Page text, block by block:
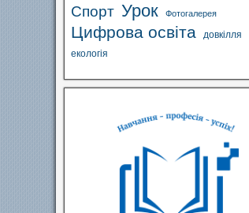
Спорт Урок Фотогалерея
Цифрова освіта
довкілля
екологія